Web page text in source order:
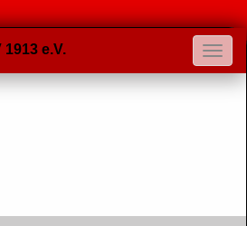
1913 e.V.